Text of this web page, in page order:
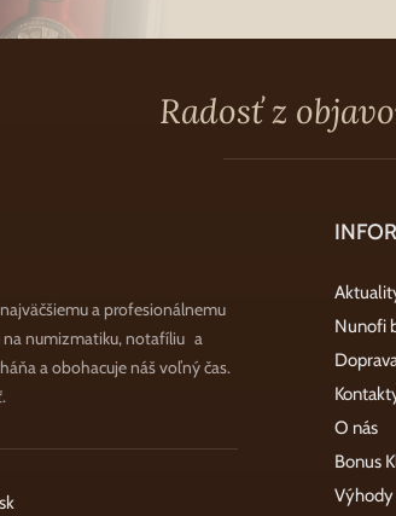
Radosť z
a profesionálnemu
na numizmatiku, notafíliu a
a obohacuje náš voľný čas.
Nunofi
O nás
Bonus
Výhody